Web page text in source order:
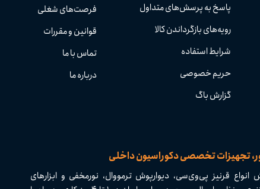
تجهیزات تخصصی دکوراسیون داخلی
پاسخ به پرسش‌های متداول
رویه‌های بازگرداندن کالا
شرایط استفاده
حریم خصوصی
گزارش باگ
فرصت‌های شغلی
قوانین و مقررات
تماس با ما
درباره ما
قرنیز پی‌وی‌سی، دیوارپوش ترمووال، نورمخفی و ابزارهای